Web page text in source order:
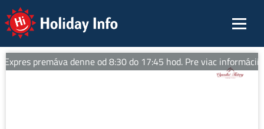
Holiday Info
premáva denne od 8:30 do 17:45 hod. Pre viac